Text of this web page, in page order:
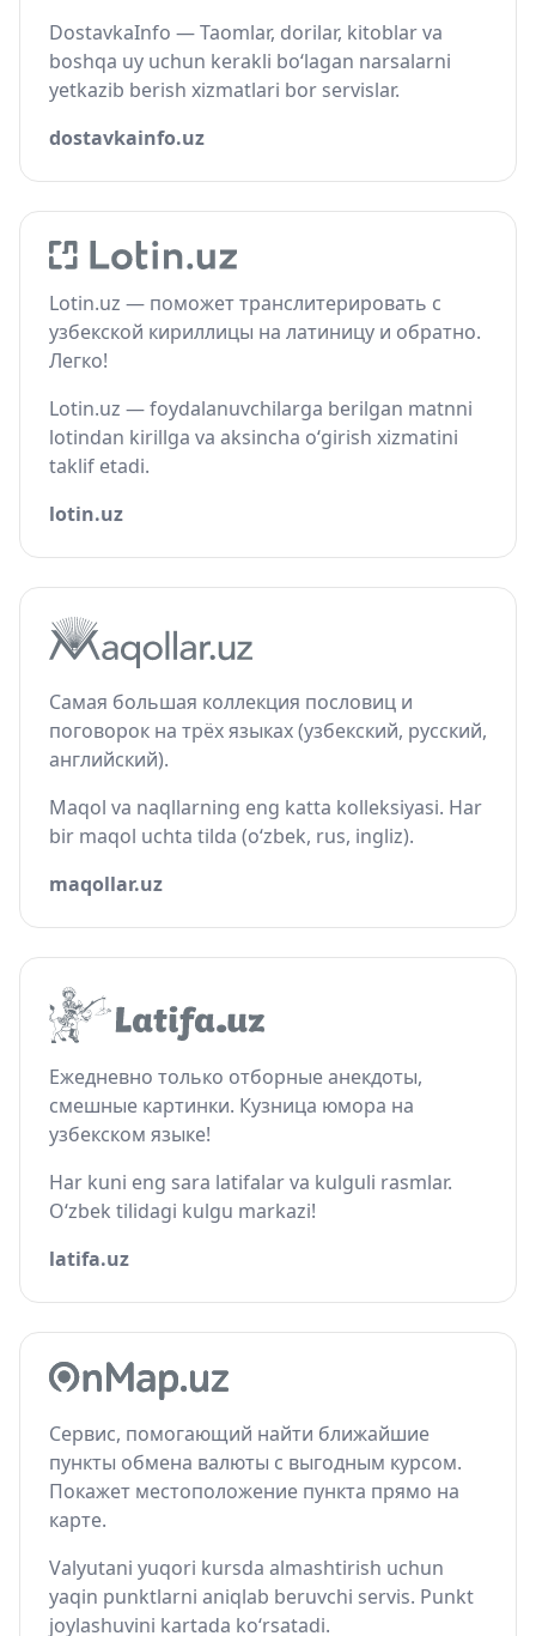
DostavkaInfo — Taomlar, dorilar, kitoblar va
boshqa uy uchun kerakli bo‘lagan narsalarni
yetkazib berish xizmatlari bor servislar.
dostavkainfo.uz
Lotin.uz — поможет транслитерировать с
узбекской кириллицы на латиницу и обратно.
Легко!
Lotin.uz — foydalanuvchilarga berilgan matnni
lotindan kirillga va aksincha o‘girish xizmatini
taklif etadi.
lotin.uz
Самая большая коллекция пословиц и
поговорок на трёх языках (узбекский, русский,
английский).
Maqol va naqllarning eng katta kolleksiyasi. Har
bir maqol uchta tilda (o‘zbek, rus, ingliz).
maqollar.uz
Ежедневно только отборные анекдоты,
смешные картинки. Кузница юмора на
узбекском языке!
Har kuni eng sara latifalar va kulguli rasmlar.
O‘zbek tilidagi kulgu markazi!
latifa.uz
Сервис, помогающий найти ближайшие
пункты обмена валюты с выгодным курсом.
Покажет местоположение пункта прямо на
карте.
Valyutani yuqori kursda almashtirish uchun
yaqin punktlarni aniqlab beruvchi servis. Punkt
joylashuvini kartada ko‘rsatadi.